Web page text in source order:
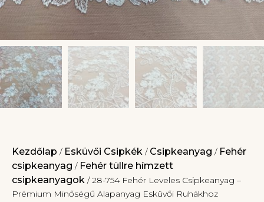
Kezdőlap / Esküvői Csipkék / Csipkeanyag / Fehér
csipkeanyag / Fehér tüllre hímzett
csipkeanyagok / 28-754 Fehér Leveles Csipkeanyag –
Prémium Minőségű Alapanyag Esküvői Ruhákhoz